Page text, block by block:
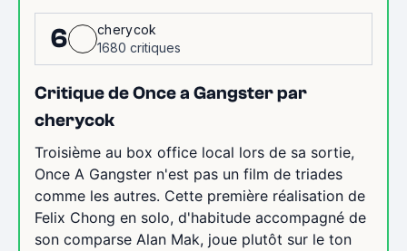
6
cherycok
1680 critiques
Critique de Once a Gangster par
cherycok
Troisième au box office local lors de sa sortie,
Once A Gangster n'est pas un film de triades
comme les autres. Cette première réalisation de
Felix Chong en solo, d'habitude accompagné de
son comparse Alan Mak, joue plutôt sur le ton